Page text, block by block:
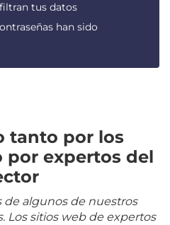
tus datos
han sido
tanto por los
por expertos del
de algunos de nuestros
Los sitios web de expertos